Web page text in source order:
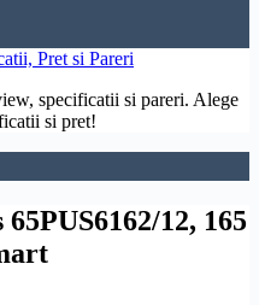
Pret si Pareri
specificatii si pareri. Alege
si pret!
12, 165